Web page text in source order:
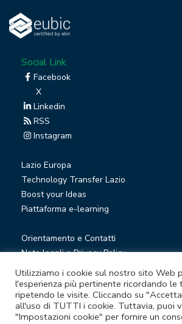
Social Link
Facebook
X
Linkedin
RSS
Instagram
Lazio Europa
Technology Transfer Lazio
Boost your Ideas
Piattaforma e-learning
Orientamento e Contatti
Note legali e Privacy Policy
Privacy Newsletter
Società trasparente
Whistleblowing
Utilizziamo i cookie sul nostro sito Web
l'esperienza più pertinente ricordando le
ripetendo le visite. Cliccando su
all'uso di TUTTI i cookie. Tuttavia, puoi
"Impostazioni cookie" per fornire un